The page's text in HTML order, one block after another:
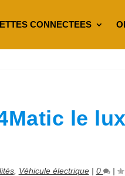
CONNECTEES
le
, Véhicule électrique| 0 |